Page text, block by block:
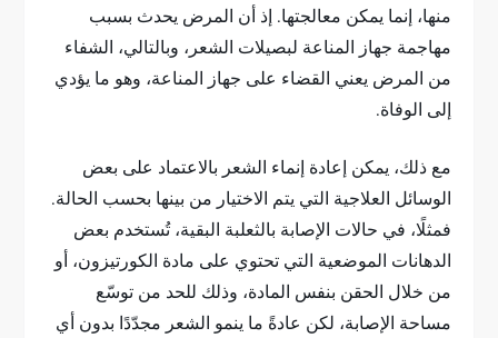
منها، إنما يمكن معالجتها. إذ أن المرض يحدث بسبب
مهاجمة جهاز المناعة لبصيلات الشعر، وبالتالي، الشفاء
من المرض يعني القضاء على جهاز المناعة، وهو ما يؤدي
إلى الوفاة.
مع ذلك، يمكن إعادة إنماء الشعر بالاعتماد على بعض
الوسائل العلاجية التي يتم الاختيار من بينها بحسب الحالة.
فمثلًا، في حالات الإصابة بالثعلبة البقية، تُستخدم بعض
الدهانات الموضعية التي تحتوي على مادة الكورتيزون، أو
من خلال الحقن بنفس المادة، وذلك للحد من توسّع
مساحة الإصابة، لكن عادةً ما ينمو الشعر مجدّدًا بدون أي